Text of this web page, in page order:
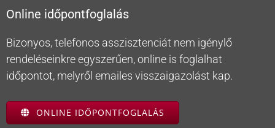
Online időpontfoglalás
Bizonyos, telefonos asszisztenciát nem igénylő
rendeléseinkre egyszerűen, online is foglalhat
időpontot, melyről emailes visszaigazolást kap.
ONLINE IDŐPONTFOGLALÁS